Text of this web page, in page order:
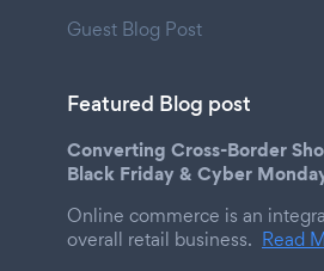
Guest Blog Post
Featured Blog post
Converting Cross-Border
Black Friday & Cyber
Online commerce is an
overall retail business. Read